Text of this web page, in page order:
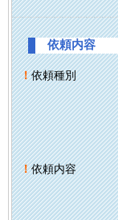
依頼内容
！依頼種別
！依頼内容